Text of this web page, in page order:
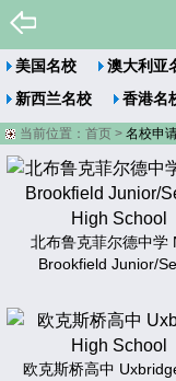
美国名校 澳大利亚
新西兰名校
香港名
当前位置： 首页 > 名校申
北布鲁克菲尔德中学
Brookfield Junior/
欧克斯桥高中